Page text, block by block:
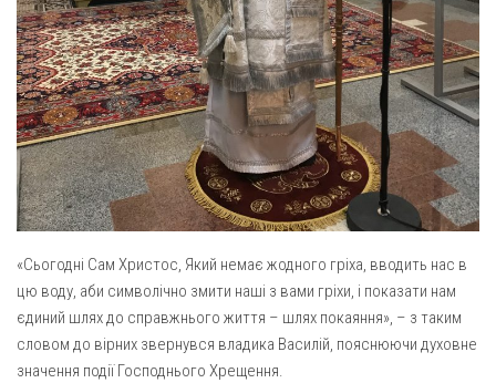
Свято-Івано-Павлівський монастир сестер Згромадження
Св. Йосифа ОПДМ
Монастир сестер милосердя Св. Вінкентія. Дім Милосердя
Монастир Успення Пресвятої Богородиці Сестер Чину
Святого Василія Великого
Комісії
Катехитична комісія
Комісія у справах родини
Комісія з питань душпастирства охорони здоров’я
Спільноти
«Сьогодні Сам Христос, Який немає жодного гріха, вводить нас в
цю воду, аби символічно змити наші з вами гріхи, і показати нам
єдиний шлях до справжнього життя – шлях покаяння», – з таким
словом до вірних звернувся владика Василій, пояснюючи духовне
значення події Господнього Хрещення.